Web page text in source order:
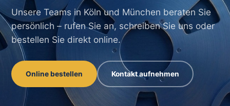
Unsere Teams in Köln und München beraten Sie
persönlich – rufen Sie an, schreiben Sie uns oder
bestellen Sie direkt online.
Online bestellen Kontakt aufnehmen